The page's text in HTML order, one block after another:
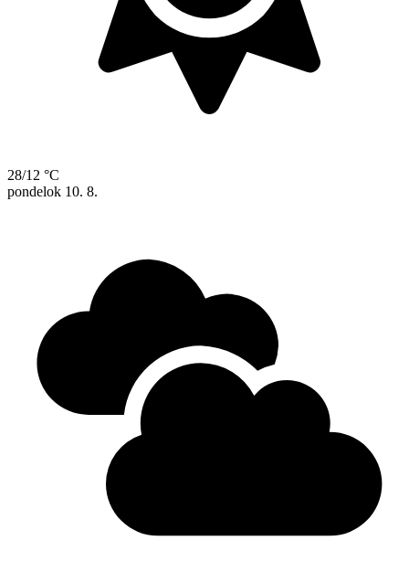
28/12 °C
pondelok 10. 8.